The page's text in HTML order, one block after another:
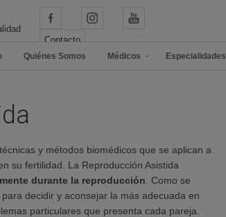
Contacto
Quiénes Somos Médicos Especialidades
y métodos biomédicos que se aplican a
su fertilidad. La Reproducción Asistida
durante la reproducción . Como se
decidir y aconsejar la más adecuada en
particulares que presenta cada pareja.